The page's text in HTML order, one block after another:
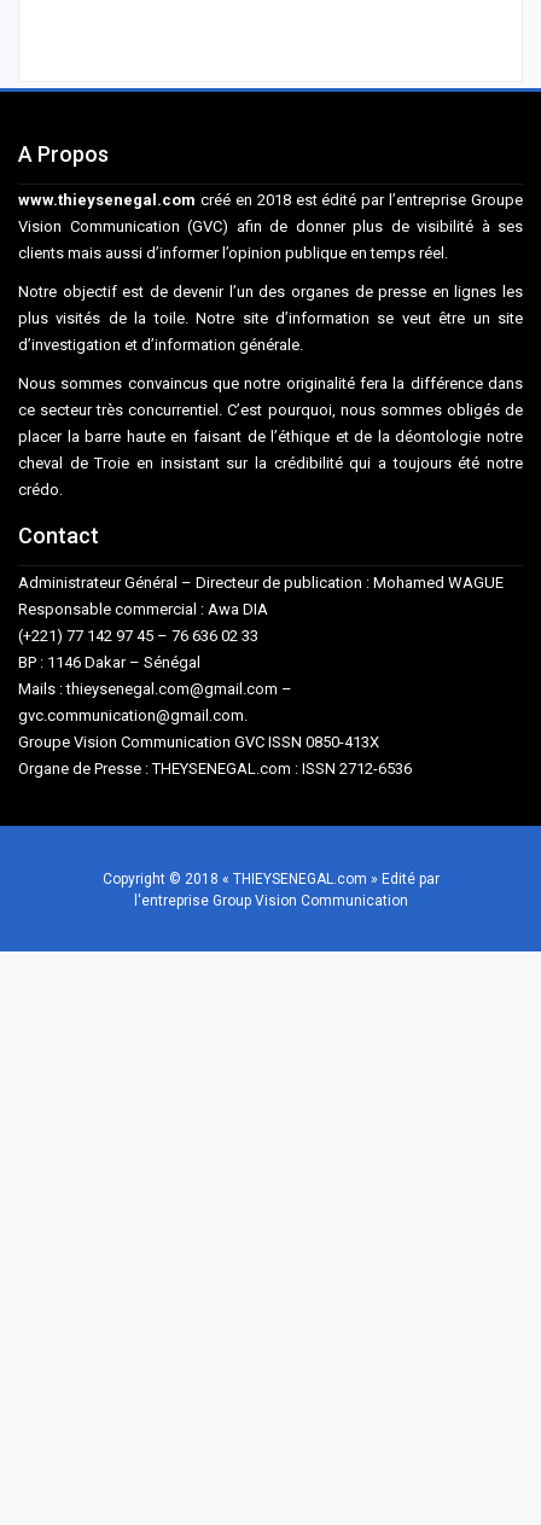
A Propos
www.thieysenegal.com créé en 2018 est édité par l’entreprise Groupe
Vision Communication (GVC) afin de donner plus de visibilité à ses
clients mais aussi d’informer l’opinion publique en temps réel.
Notre objectif est de devenir l’un des organes de presse en lignes les
plus visités de la toile. Notre site d’information se veut être un site
d’investigation et d’information générale.
Nous sommes convaincus que notre originalité fera la différence dans
ce secteur très concurrentiel. C’est pourquoi, nous sommes obligés de
placer la barre haute en faisant de l’éthique et de la déontologie notre
cheval de Troie en insistant sur la crédibilité qui a toujours été notre
crédo.
Contact
Administrateur Général – Directeur de publication : Mohamed WAGUE
Responsable commercial : Awa DIA
(+221) 77 142 97 45 – 76 636 02 33
BP : 1146 Dakar – Sénégal
Mails : thieysenegal.com@gmail.com –
gvc.communication@gmail.com.
Groupe Vision Communication GVC ISSN 0850-413X
Organe de Presse : THEYSENEGAL.com : ISSN 2712-6536
Copyright © 2018 « THIEYSENEGAL.com » Edité par
l'entreprise Group Vision Communication